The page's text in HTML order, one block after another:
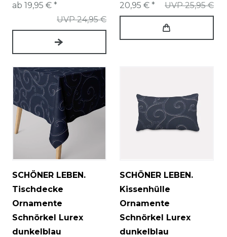
UVP 24,95 €
ab 19,95 € *
UVP 25,95 €
20,95 € *
SCHÖNER LEBEN.
Tischdecke
Ornamente
Schnörkel Lurex
dunkelblau
SCHÖNER LEBEN.
Kissenhülle
Ornamente
Schnörkel Lurex
dunkelblau